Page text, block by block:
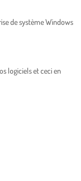
de système Windows
logiciels et ceci en